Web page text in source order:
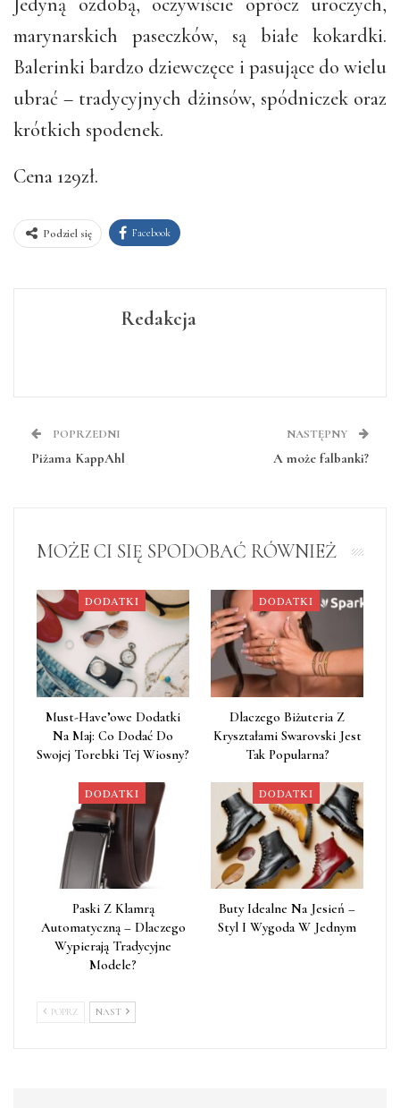
marynarskich paseczków, są białe kokardki.
Balerinki bardzo dziewczęce i pasujące do wielu
ubrać – tradycyjnych dżinsów, spódniczek oraz
krótkich spodenek.
Cena 129zł.
Podziel się Facebook
Redakcja
POPRZEDNI
Piżama KappAhl
NASTĘPNY
A może falbanki?
MOŻE CI SIĘ SPODOBAĆ RÓWNIEŻ
DODATKI
Must-Have’owe Dodatki
Na Maj: Co Dodać Do
Swojej Torebki Tej Wiosny?
DODATKI
Dlaczego Biżuteria Z
Kryształami Swarovski Jest
Tak Popularna?
DODATKI
Paski Z Klamrą
Automatyczną – Dlaczego
Wypierają Tradycyjne
Modele?
DODATKI
Buty Idealne Na Jesień –
Styl I Wygoda W Jednym
POPRZ NAST